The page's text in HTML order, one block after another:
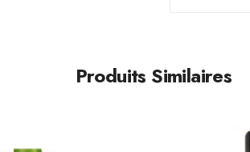
Produits Similaires